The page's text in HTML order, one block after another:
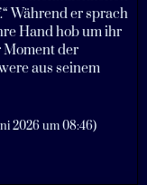
Während er sprach
Hand hob um ihr
Moment der
aus seinem
2026 um 08:46)